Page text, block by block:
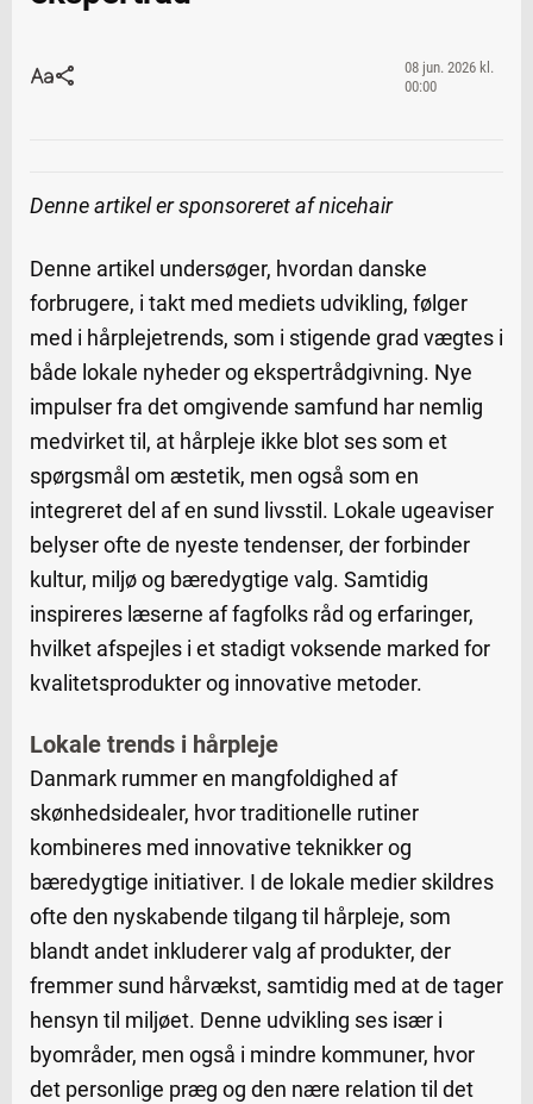
08 jun. 2026 kl.
00:00
Denne artikel er sponsoreret af nicehair
Denne artikel undersøger, hvordan danske
forbrugere, i takt med mediets udvikling, følger
med i hårplejetrends, som i stigende grad vægtes i
både lokale nyheder og ekspertrådgivning. Nye
impulser fra det omgivende samfund har nemlig
medvirket til, at hårpleje ikke blot ses som et
spørgsmål om æstetik, men også som en
integreret del af en sund livsstil. Lokale ugeaviser
belyser ofte de nyeste tendenser, der forbinder
kultur, miljø og bæredygtige valg. Samtidig
inspireres læserne af fagfolks råd og erfaringer,
hvilket afspejles i et stadigt voksende marked for
kvalitetsprodukter og innovative metoder.
Lokale trends i hårpleje
Danmark rummer en mangfoldighed af
skønhedsidealer, hvor traditionelle rutiner
kombineres med innovative teknikker og
bæredygtige initiativer. I de lokale medier skildres
ofte den nyskabende tilgang til hårpleje, som
blandt andet inkluderer valg af produkter, der
fremmer sund hårvækst, samtidig med at de tager
hensyn til miljøet. Denne udvikling ses især i
byområder, men også i mindre kommuner, hvor
det personlige præg og den nære relation til det